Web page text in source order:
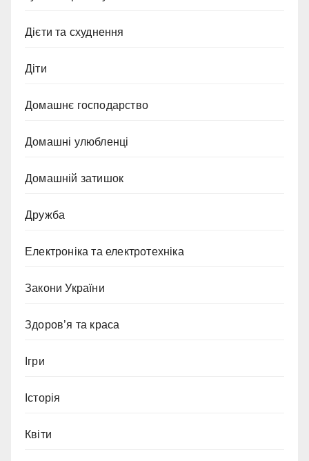
Дієти та схуднення
Діти
Домашнє господарство
Домашні улюбленці
Домашній затишок
Дружба
Електроніка та електротехніка
Закони України
Здоров’я та краса
Ігри
Історія
Квіти